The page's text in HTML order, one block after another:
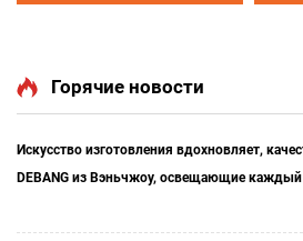
иглаГорячие новости
Искусство изготовления вдохновляет,
DEBANG из Вэньчжоу, освещающие